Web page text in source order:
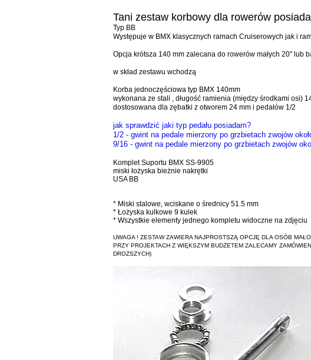
Tani zestaw korbowy dla rowerów
Typ BB
Występuje w BMX klasycznych ramach Cruiserowych jak i
Opcja krótsza 140 mm zalecana do rowerów małych 20" lub
w skład zestawu wchodzą
Korba jednoczęściowa typ BMX 140mm
wykonana ze stali , długość ramienia (między środkami osi)
dostosowana dla zębatki z otworem 24 mm i pedałów 1/2
jak sprawdzić jaki typ pedału posiadam?
1/2 - gwint na pedale mierzony po grzbietach zwojów
9/16 - gwint na pedale mierzony po grzbietach zwojów
Komplet Suportu BMX SS-9905
miski łożyska bieżnie nakrętki
USA BB
* Miski stalowe, wciskane o średnicy 51.5 mm
* Łożyska kulkowe 9 kulek
* Wszystkie elementy jednego kompletu widoczne na zdjęciu
UWAGA ! ZESTAW ZAWIERA NAJPROSTSZĄ OPCJĘ DLA OSÓB
PRZY PROJEKTACH Z WIĘKSZYM BUDŻETEM ZALECAMY
DROŻSZYCH)